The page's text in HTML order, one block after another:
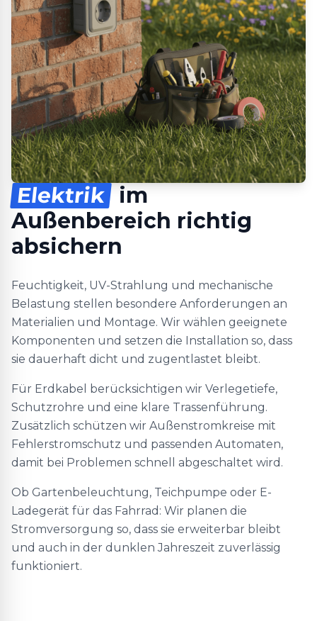
Elektrik im
Außenbereich richtig
absichern
Feuchtigkeit, UV-Strahlung und mechanische
Belastung stellen besondere Anforderungen an
Materialien und Montage. Wir wählen geeignete
Komponenten und setzen die Installation so, dass
sie dauerhaft dicht und zugentlastet bleibt.
Für Erdkabel berücksichtigen wir Verlegetiefe,
Schutzrohre und eine klare Trassenführung.
Zusätzlich schützen wir Außenstromkreise mit
Fehlerstromschutz und passenden Automaten,
damit bei Problemen schnell abgeschaltet wird.
Ob Gartenbeleuchtung, Teichpumpe oder E-
Ladegerät für das Fahrrad: Wir planen die
Stromversorgung so, dass sie erweiterbar bleibt
und auch in der dunklen Jahreszeit zuverlässig
funktioniert.